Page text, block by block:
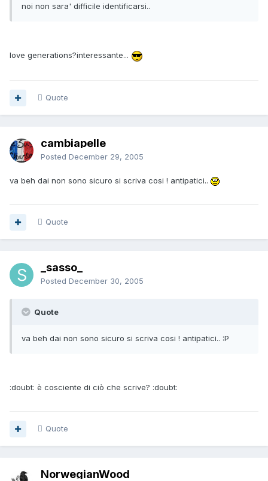
noi non sara' difficile identificarsi..
love generations?interessante...
Quote
cambiapelle
Posted December 29, 2005
va beh dai non sono sicuro si scriva cosi ! antipatici..
Quote
_sasso_
Posted December 30, 2005
Quote
va beh dai non sono sicuro si scriva cosi ! antipatici.. :P
:doubt: è cosciente di ciò che scrive? :doubt:
Quote
NorwegianWood